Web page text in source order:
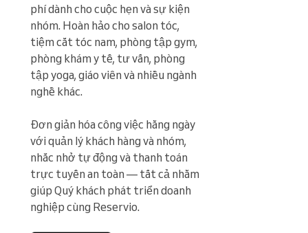
phí dành cho cuộc hẹn và sự kiện
nhóm. Hoàn hảo cho salon tóc,
tiệm cắt tóc nam, phòng tập gym,
phòng khám y tế, tư vấn, phòng
tập yoga, giáo viên và nhiều ngành
nghề khác.
Đơn giản hóa công việc hằng ngày
với quản lý khách hàng và nhóm,
nhắc nhở tự động và thanh toán
trực tuyến an toàn — tất cả nhằm
giúp Quý khách phát triển doanh
nghiệp cùng Reservio.